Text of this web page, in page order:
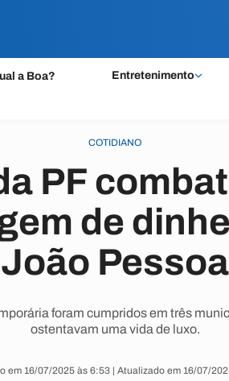
a Boa? Entretenimento
COTIDIANO
PF
de
João Pessoa
foram cumpridos em três
ostentavam uma vida de luxo.
em 16/07/2025 às 6:53 | Atualizado em 16/07/